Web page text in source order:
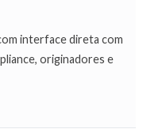
interface direta com
originadores e